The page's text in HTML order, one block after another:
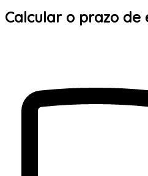
Calcular o prazo de